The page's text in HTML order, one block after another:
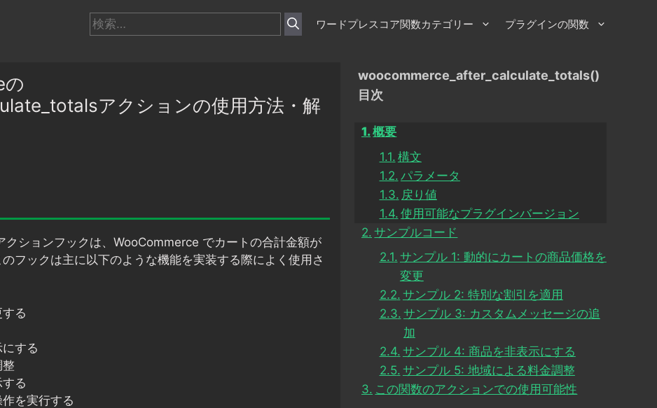
検
索:
ワードプレスコア関数カテゴリー プラグインの関数
の
アクションの使用方法・解
クションフックは、WooCommerce でカートの合計金額が
フックは主に以下のような機能を実装する際によく使用さ
る
する
整
る
を実行する
woocommerce_after_calculate_totals()
目次
概要
構文
パラメータ
戻り値
使用可能なプラグインバージョン
サンプルコード
サンプル 1: 動的にカートの商品価格を
変更
サンプル 2: 特別な割引を適用
サンプル 3: カスタムメッセージの追
加
サンプル 4: 商品を非表示にする
サンプル 5: 地域による料金調整
この関数のアクションでの使用可能性